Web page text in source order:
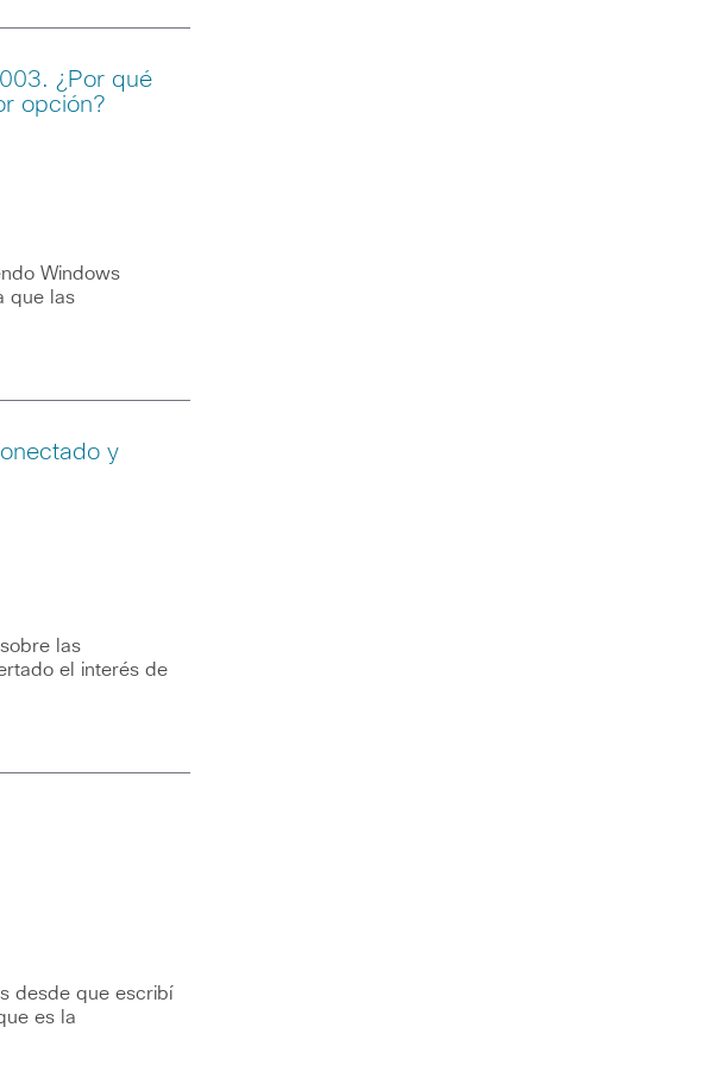
¿Por qué
opción?
Windows
que las
y
las
el interés de
desde que escribí
es la